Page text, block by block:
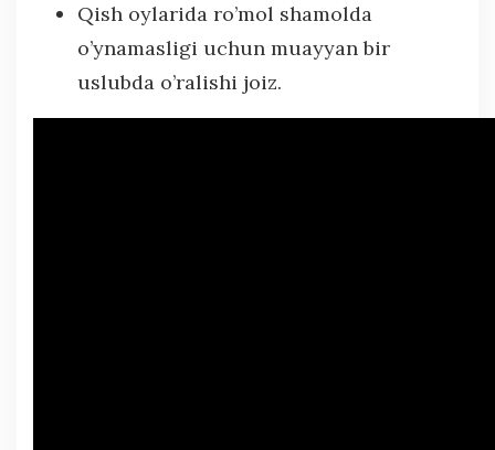
Qish oylarida ro’mol shamolda
o’ynamasligi uchun muayyan bir
uslubda o’ralishi joiz.